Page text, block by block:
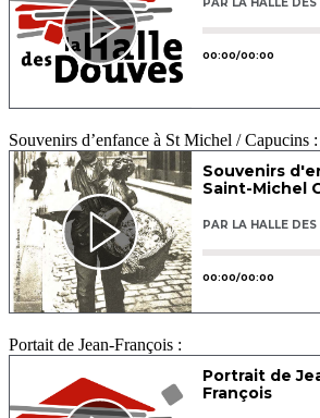
Souvenirs d’enfance à St Michel / Capucins :
Portait de Jean-François :